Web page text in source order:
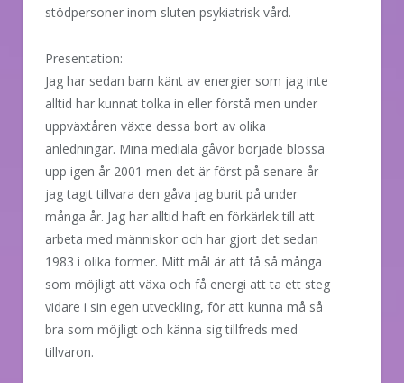
stödpersoner inom sluten psykiatrisk vård.
Presentation:
Jag har sedan barn känt av energier som jag inte
alltid har kunnat tolka in eller förstå men under
uppväxtåren växte dessa bort av olika
anledningar. Mina mediala gåvor började blossa
upp igen år 2001 men det är först på senare år
jag tagit tillvara den gåva jag burit på under
många år. Jag har alltid haft en förkärlek till att
arbeta med människor och har gjort det sedan
1983 i olika former. Mitt mål är att få så många
som möjligt att växa och få energi att ta ett steg
vidare i sin egen utveckling, för att kunna må så
bra som möjligt och känna sig tillfreds med
tillvaron.